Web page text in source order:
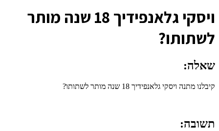
ו
יסקי גלאנפידיך 18 שנה מותר
לשתותו?
שאלה:
קיבלנו מתנה ויסקי גלאנפידיך 18 שנה מותר לשתותו?
תשובה: